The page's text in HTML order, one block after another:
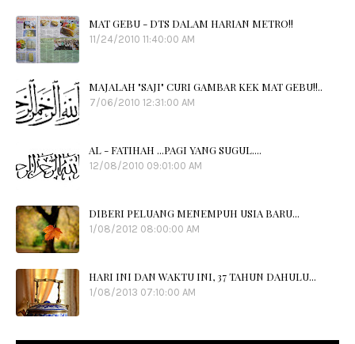
MAT GEBU - DTS DALAM HARIAN METRO!!
11/24/2010 11:40:00 AM
MAJALAH "SAJI" CURI GAMBAR KEK MAT GEBU!!..
7/06/2010 12:31:00 AM
AL - FATIHAH ...PAGI YANG SUGUL....
12/08/2010 09:01:00 AM
DIBERI PELUANG MENEMPUH USIA BARU...
1/08/2012 08:00:00 AM
HARI INI DAN WAKTU INI, 37 TAHUN DAHULU...
1/08/2013 07:10:00 AM